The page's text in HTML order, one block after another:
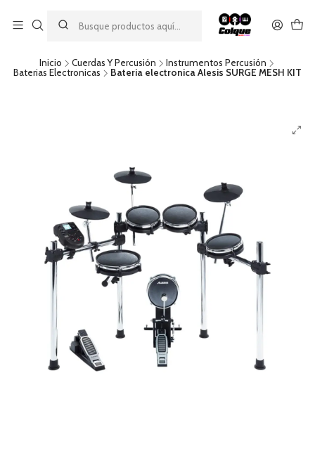
descuento por pago con transferencia bancaria
por una compra mínima de $49.990. Este descuento no es
acumulable a otras promociones ni aplicable a gastos de envío.
Inicio Cuerdas Y Percusión
Instrumentos Percusión
Baterias Electronicas
Bateria electronica Alesis SURGE MESH KIT